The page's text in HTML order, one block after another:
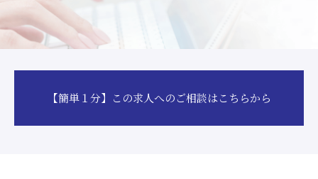
【簡単１分】この求人へのご相談はこちらから